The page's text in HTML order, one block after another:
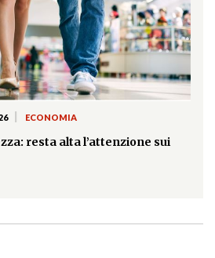
ECONOMIA
resta alta l’attenzione sui